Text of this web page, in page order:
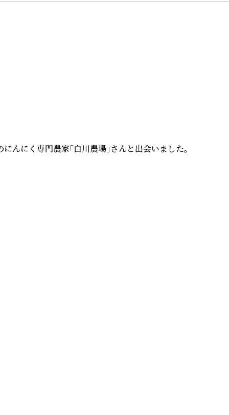
にく専門農家「白川農場」さんと出会いました。